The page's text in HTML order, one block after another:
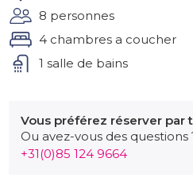
vous puissiez profiter de la
l'arbre ! C'est un endroit idéal
cuisiner, marcher, faire du
le jardin clos et sécurisé.
Sarlat, Domme et Beynac. Il
canoë avec les enfants, une
8 personnes
4 chambres a coucher
1 salle de bains
Vous préférez réserver par
Ou avez-vous des
+31(0)85 124 9664